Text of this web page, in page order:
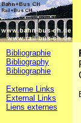
Bibliographie
Bibliography
Bibliographie
Externe Links
External Links
Liens externes